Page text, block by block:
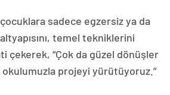
sadece egzersiz ya da
temel tekniklerini
çekerek, “Çok da güzel dönüşler
okulumuzla projeyi yürütüyoruz.”